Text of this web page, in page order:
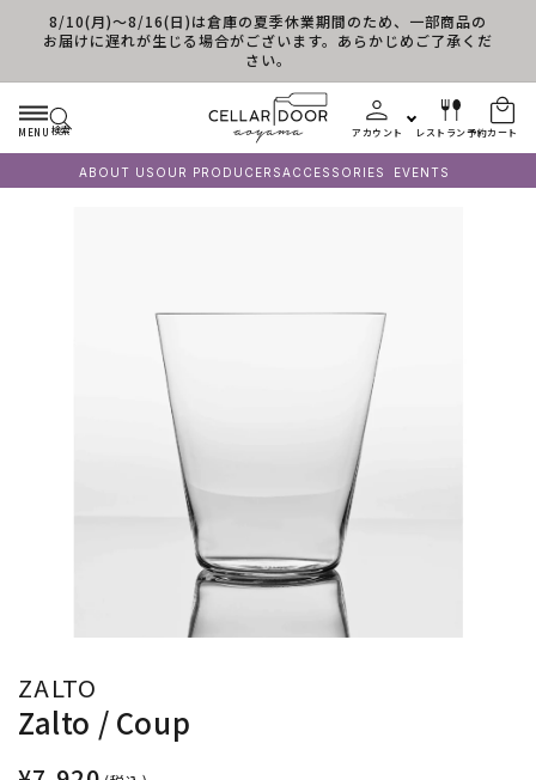
コンテンツに進む
8/10(月)～8/16(日)は倉庫の夏季休業期間のため、一部商品の
お届けに遅れが生じる場合がございます。あらかじめご了承くだ
さい。
MENU 検索 アカウント レストラン予約カート
ABOUT US OUR PRODUCERSACCESSORIES EVENTS
ZALTO
Zalto / Coup